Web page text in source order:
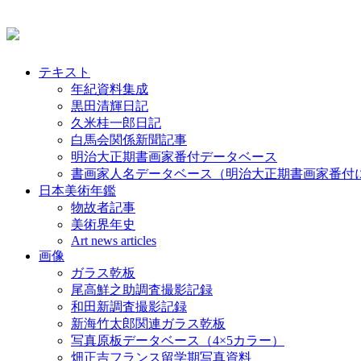
テキスト
年紀資料集成
黒田清輝日記
久米桂一郎日記
白馬会関係新聞記事
明治大正期書画家番付データベース
書画家人名データベース（明治大正期書画家番付
日本美術年鑑
物故者記事
美術界年史
Art news articles
画像
ガラス乾板
尾高鮮之助調査撮影記録
和田新調査撮影記録
新海竹太郎関連ガラス乾板
写真原板データベース（4×5カラー）
畑正吉フランス留学期写真資料